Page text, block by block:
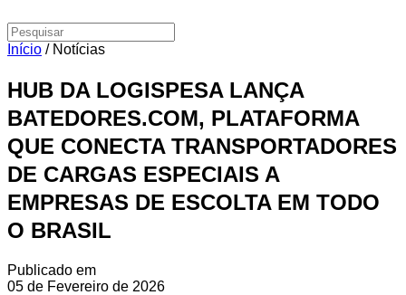
Início / Notícias
HUB DA LOGISPESA LANÇA
BATEDORES.COM, PLATAFORMA
QUE CONECTA TRANSPORTADORES
DE CARGAS ESPECIAIS A
EMPRESAS DE ESCOLTA EM TODO
O BRASIL
Publicado em
05 de Fevereiro de 2026